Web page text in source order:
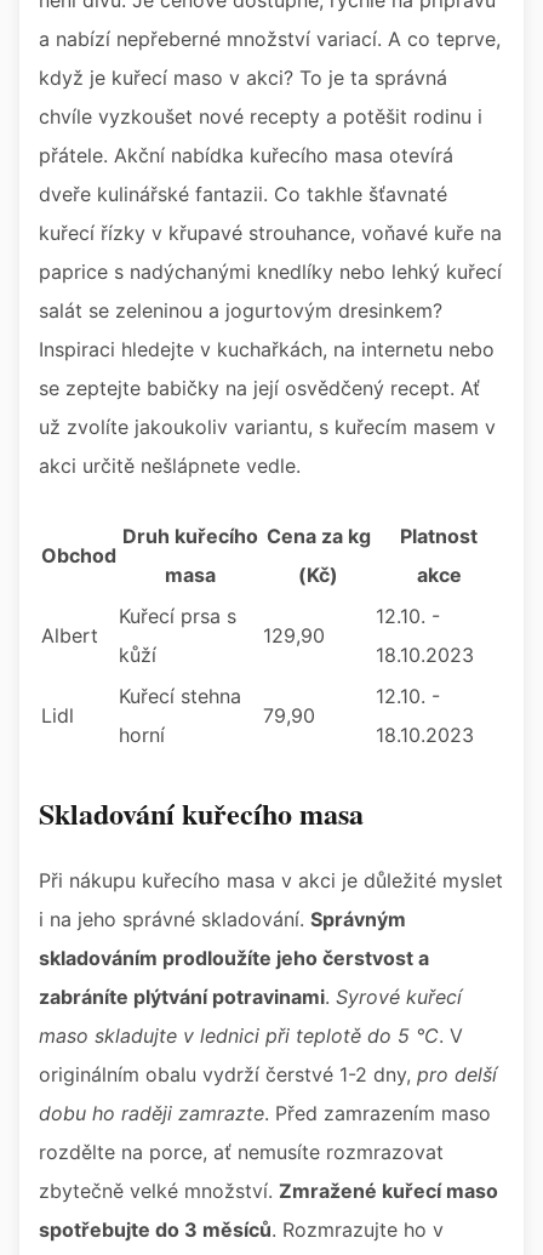
a nabízí nepřeberné množství variací. A co teprve,
když je kuřecí maso v akci? To je ta správná
chvíle vyzkoušet nové recepty a potěšit rodinu i
přátele. Akční nabídka kuřecího masa otevírá
dveře kulinářské fantazii. Co takhle šťavnaté
kuřecí řízky v křupavé strouhance, voňavé kuře na
paprice s nadýchanými knedlíky nebo lehký kuřecí
salát se zeleninou a jogurtovým dresinkem?
Inspiraci hledejte v kuchařkách, na internetu nebo
se zeptejte babičky na její osvědčený recept. Ať
už zvolíte jakoukoliv variantu, s kuřecím masem v
akci určitě nešlápnete vedle.
Obchod
Druh kuřecího
masa
Cena za kg
(Kč)
Platnost
akce
Albert
Kuřecí prsa s
kůží
129,90
12.10. -
18.10.2023
Lidl
Kuřecí stehna
horní
79,90
12.10. -
18.10.2023
Skladování kuřecího masa
Při nákupu kuřecího masa v akci je důležité myslet
i na jeho správné skladování. Správným
skladováním prodloužíte jeho čerstvost a
zabráníte plýtvání potravinami. Syrové kuřecí
maso skladujte v lednici při teplotě do 5 °C. V
originálním obalu vydrží čerstvé 1-2 dny, pro delší
dobu ho raději zamrazte. Před zamrazením maso
rozdělte na porce, ať nemusíte rozmrazovat
zbytečně velké množství. Zmražené kuřecí maso
spotřebujte do 3 měsíců. Rozmrazujte ho v